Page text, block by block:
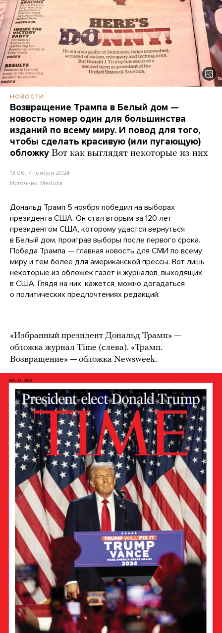
НОВОСТИ
Возвращение Трампа в Белый дом —
новость номер один для большинства
изданий по всему миру. И повод для того,
чтобы сделать красивую (или пугающую)
обложку Вот как выглядят некоторые из них
13:06, 7 ноября 2024
Источник: Meduza
Дональд Трамп 5 ноября победил на выборах
президента США. Он стал вторым за 120 лет
президентом США, которому удастся вернуться
в Белый дом, проиграв выборы после первого срока.
Победа Трампа — главная новость для СМИ по всему
миру и тем более для американской прессы. Вот лишь
некоторые из обложек газет и журналов, выходящих
в США. Глядя на них, кажется, можно догадаться
о политических предпочтениях редакций.
«Избранный президент Дональд Трамп» —
обложка журнал Time (слева). «Трамп.
Возвращение» — обложка Newsweek.